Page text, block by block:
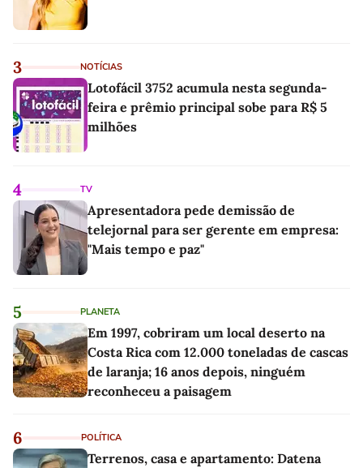
3 NOTÍCIAS
Lotofácil 3752 acumula nesta segunda-
feira e prêmio principal sobe para R$ 5
milhões
4 TV
Apresentadora pede demissão de
telejornal para ser gerente em empresa:
"Mais tempo e paz"
5 PLANETA
Em 1997, cobriram um local deserto na
Costa Rica com 12.000 toneladas de cascas
de laranja; 16 anos depois, ninguém
reconheceu a paisagem
6 POLÍTICA
Terrenos, casa e apartamento: Datena